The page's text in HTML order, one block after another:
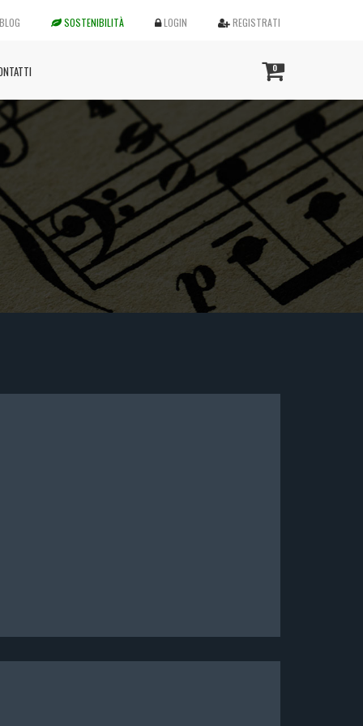
BLOG SOSTENIBILITÀ LOGIN REGISTRATI
0